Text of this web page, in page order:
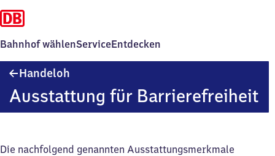
Bahnhof wählenServiceEntdecken
Handeloh
Ausstattung für Barrierefreiheit
Die nachfolgend genannten Ausstattungsmerkmale